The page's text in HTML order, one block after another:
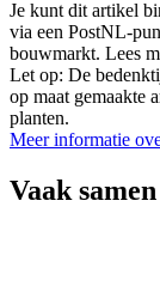
Je kunt dit artikel
via een PostNL-
bouwmarkt. Lees
Let op: De
op maat gemaakte
planten.
Meer informatie
Vaak